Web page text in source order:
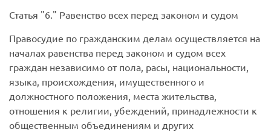
Статья 6.
Равенство всех перед законом и судом
Правосудие по гражданским делам осуществляется на
началах равенства перед законом и судом всех
граждан независимо от пола, расы, национальности,
языка, происхождения, имущественного и
должностного положения, места жительства,
отношения к религии, убеждений, принадлежности к
общественным объединениям и других